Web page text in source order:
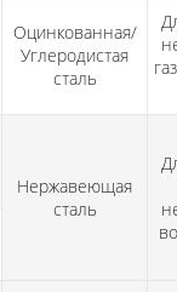
Оцинкованная/
Углеродистая
сталь
Нержавеющая
сталь